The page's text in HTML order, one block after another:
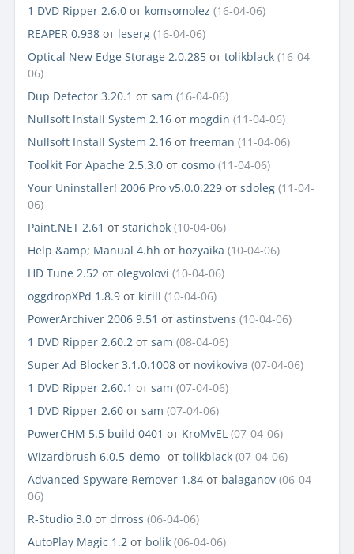
1 DVD Ripper 2.6.0 от komsomolez (16-04-06)
REAPER 0.938 от leserg (16-04-06)
Optical New Edge Storage 2.0.285 от tolikblack (16-04-
06)
Dup Detector 3.20.1 от sam (16-04-06)
Nullsoft Install System 2.16 от mogdin (11-04-06)
Nullsoft Install System 2.16 от freeman (11-04-06)
Toolkit For Apache 2.5.3.0 от cosmo (11-04-06)
Your Uninstaller! 2006 Pro v5.0.0.229 от sdoleg (11-04-
06)
Paint.NET 2.61 от starichok (10-04-06)
Help &amp; Manual 4.hh от hozyaika (10-04-06)
HD Tune 2.52 от olegvolovi (10-04-06)
oggdropXPd 1.8.9 от kirill (10-04-06)
PowerArchiver 2006 9.51 от astinstvens (10-04-06)
1 DVD Ripper 2.60.2 от sam (08-04-06)
Super Ad Blocker 3.1.0.1008 от novikoviva (07-04-06)
1 DVD Ripper 2.60.1 от sam (07-04-06)
1 DVD Ripper 2.60 от sam (07-04-06)
PowerCHM 5.5 build 0401 от KroMvEL (07-04-06)
Wizardbrush 6.0.5_demo_ от tolikblack (07-04-06)
Advanced Spyware Remover 1.84 от balaganov (06-04-
06)
R-Studio 3.0 от drross (06-04-06)
AutoPlay Magic 1.2 от bolik (06-04-06)